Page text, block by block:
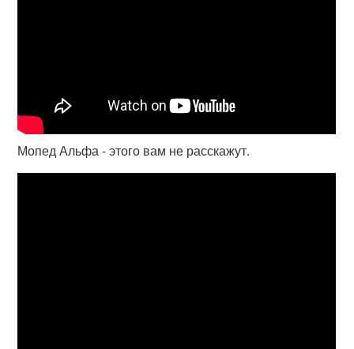
Мопед Альфа - этого вам не расскажут.